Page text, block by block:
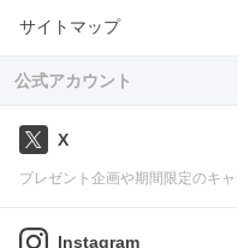
サイトマップ
公式アカウント
X
プレゼント企画や期間限定のキ
Instagram